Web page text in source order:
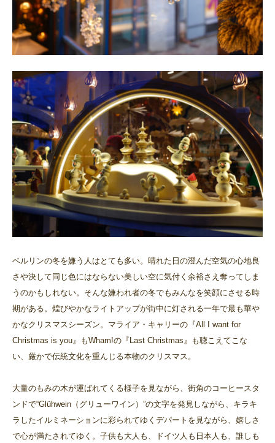
ベルリンの冬を嫌う人はとても多い。晴れた日の澄んだ空気の心地良
さや決して同じ色にはならない美しい空に気付く余裕さえ奪ってしま
うのかもしれない。そんな嫌われ者の冬でもみんなを笑顔にさせる時
期がある。煌びやかなライトアップが街中に灯される一年で最も華や
かなクリスマスシーズン。マライア・キャリーの『All I want for
Christmas is you』もWham!の『Last Christmas』も聴こえてこな
い、厳かで伝統文化を重んじる本物のクリスマス。
大量のもみの木が運ばれてくる様子を見ながら、街角のコーヒースタ
ンドで“Glühwein（グリューワイン）”の文字を発見しながら、キラキ
ラしたイルミネーションに彩られてゆくデパートを見ながら、嬉しさ
で心が満たされてゆく。子供も大人も、ドイツ人も日本人も、誰しも